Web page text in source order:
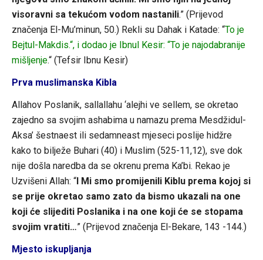
visoravni sa tekućom vodom nastanili.” (Prijevod
značenja El-Mu’minun, 50.) Rekli su Dahak i Katade: “To je
Bejtul-Makdis.“, i dodao je Ibnul Kesir: “To je najodabranije
mišljenje.“ (Tefsir Ibnu Kesir)
Prva muslimanska Kibla
Allahov Poslanik, sallallahu ‘alejhi ve sellem, se okretao
zajedno sa svojim ashabima u namazu prema Mesdžidul-
Aksa’ šestnaest ili sedamneast mjeseci poslije hidžre
kako to bilježe Buhari (40) i Muslim (525-11,12), sve dok
nije došla naredba da se okrenu prema Ka’bi. Rekao je
Uzvišeni Allah: “I Mi smo promijenili Kiblu prema kojoj si
se prije okretao samo zato da bismo ukazali na one
koji će slijediti Poslanika i na one koji će se stopama
svojim vratiti…” (Prijevod značenja El-Bekare, 143 -144.)
Mjesto iskupljanja